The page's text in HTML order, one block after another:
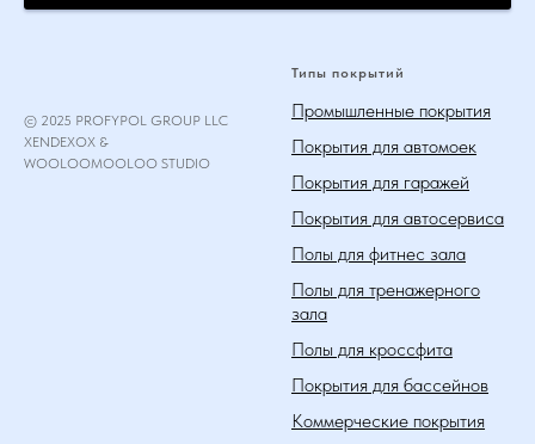
© 2025 PROFYPOL GROUP LLC
XENDEXOX &
WOOLOOMOOLOO STUDIO
Типы покрытий
Промышленные покрытия
Покрытия для автомоек
Покрытия для гаражей
Покрытия для автосервиса
Полы для фитнес зала
Полы для тренажерного
зала
Полы для кроссфита
Покрытия для бассейнов
Коммерческие покрытия